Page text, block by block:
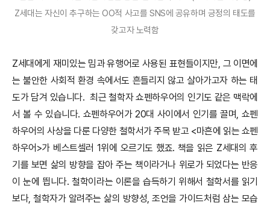
Z세대는 자신이 추구하는 OO적 사고를 SNS에 공유하며 긍정의 태도를
갖고자 노력함
Z세대에게 재미있는 밈과 유행어로 사용된 표현들이지만, 그 이면에
는 불안한 사회적 환경 속에서도 흔들리지 않고 살아가고자 하는 태
도가 담겨 있습니다. 최근 철학자 쇼펜하우어의 인기도 같은 맥락에
서 볼 수 있습니다. 쇼펜하우어가 20대 사이에서 인기를 끌며, 쇼펜
하우어의 사상을 다룬 다양한 철학서가 주목 받고 <마흔에 읽는 쇼펜
하우어>가 베스트셀러 1위에 오르기도 했죠. 책을 읽은 Z세대의 후
기를 보면 삶의 방향을 잡아 주는 책이라거나 위로가 되었다는 반응
이 눈에 띕니다. 철학이라는 이론을 습득하기 위해서 철학서를 읽기
보다, 철학자가 알려주는 삶의 방향성, 조언을 가이드처럼 삼는 모습